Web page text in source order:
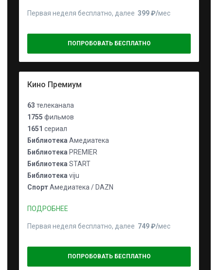
Первая неделя бесплатно, далее 399 ₽⁠/⁠мес
ПОПРОБОВАТЬ БЕСПЛАТНО
Кино Премиум
63 телеканала
1755 фильмов
1651 сериал
Библиотека Амедиатека
Библиотека PREMIER
Библиотека START
Библиотека viju
СпортАмедиатека / DAZN
ПОДРОБНЕЕ
Первая неделя бесплатно, далее 749 ₽⁠/⁠мес
ПОПРОБОВАТЬ БЕСПЛАТНО